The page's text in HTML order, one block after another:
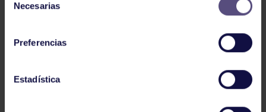
Necesarias
Preferencias
Estadística
Baloncesto